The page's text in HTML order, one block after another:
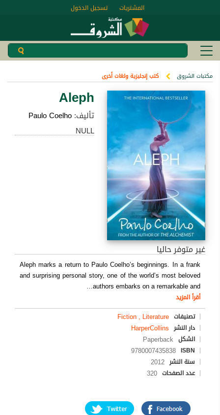
تسجيل الدخول المشتريات
مكتبات الشروق كتب إنجليزية ولغات أخرى
Aleph
تأليف:Paulo Coelho
NULL
غير متوفر حاليا
Aleph marks a return to Paulo Coelho’s beginnings. In a frank
and surprising personal story, one of the world’s most beloved
authors embarks on a remarkable and
…
أقرأ المزيد
تصنيفات Fiction , Literature
دار النشر HarperCollins
الشكل Paperback
ISBN
9780007435838
سنة النشر 2012
عدد الصفحات 320